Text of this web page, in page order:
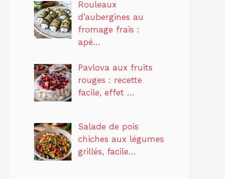
Rouleaux
d’aubergines au
fromage frais :
apé…
Pavlova aux fruits
rouges : recette
facile, effet …
Salade de pois
chiches aux légumes
grillés, facile…